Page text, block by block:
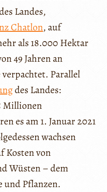
Landes,
Chatlon, auf
als 18.000 Hektar
49 Jahren an
Parallel
des Landes:
Millionen
es am 1. Januar 2021
wachsen
Kosten von
Wüsten – dem
und Pflanzen.